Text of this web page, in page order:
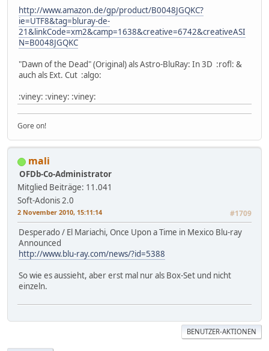
http://www.amazon.de/gp/product/B0048JGQKC?
ie=UTF8&tag=bluray-de-
21&linkCode=xm2&camp=1638&creative=6742&creativeASI
N=B0048JGQKC
"Dawn of the Dead" (Original) als Astro-BluRay: In 3D :rofl: &
auch als Ext. Cut :algo:
:viney: :viney: :viney:
Gore on!
mali
OFDb-Co-Administrator
Mitglied Beiträge: 11.041
Soft-Adonis 2.0
2 November 2010, 15:11:14 #1709
Desperado / El Mariachi, Once Upon a Time in Mexico Blu-ray
Announced
http://www.blu-ray.com/news/?id=5388
So wie es aussieht, aber erst mal nur als Box-Set und nicht
einzeln.
BENUTZER-AKTIONEN